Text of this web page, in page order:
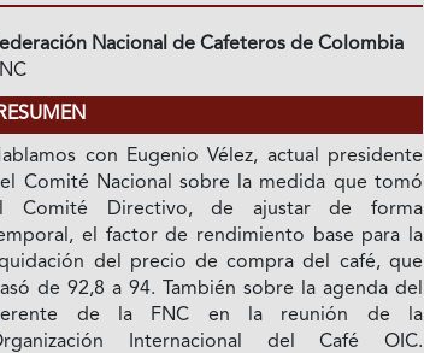
Nacional de Cafeteros de Colombia
RESUMEN
con Eugenio Vélez, actual presidente
Comité Nacional sobre la medida que tomó
Comité Directivo, de ajustar de forma
el factor de rendimiento base para la
del precio de compra del café, que
de 92,8 a 94. También sobre la agenda del
de la FNC en la reunión de la
Internacional del Café OIC.